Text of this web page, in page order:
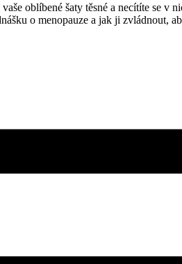
oblíbené šaty těsné a necítíte se
o menopauze a jak ji zvládnout,